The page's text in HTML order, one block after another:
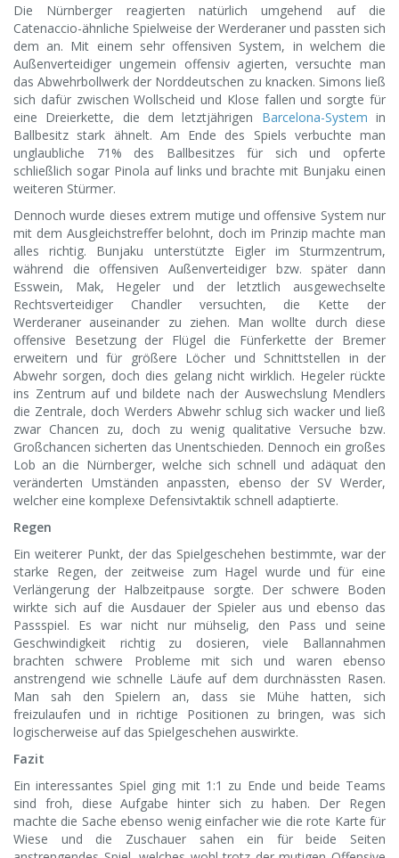
Die Nürnberger reagierten natürlich umgehend auf die
Catenaccio-ähnliche Spielweise der Werderaner und passten sich
dem an. Mit einem sehr offensiven System, in welchem die
Außenverteidiger ungemein offensiv agierten, versuchte man
das Abwehrbollwerk der Norddeutschen zu knacken. Simons ließ
sich dafür zwischen Wollscheid und Klose fallen und sorgte für
eine Dreierkette, die dem letztjährigen Barcelona-System in
Ballbesitz stark ähnelt. Am Ende des Spiels verbuchte man
unglaubliche 71% des Ballbesitzes für sich und opferte
schließlich sogar Pinola auf links und brachte mit Bunjaku einen
weiteren Stürmer.
Dennoch wurde dieses extrem mutige und offensive System nur
mit dem Ausgleichstreffer belohnt, doch im Prinzip machte man
alles richtig. Bunjaku unterstützte Eigler im Sturmzentrum,
während die offensiven Außenverteidiger bzw. später dann
Esswein, Mak, Hegeler und der letztlich ausgewechselte
Rechtsverteidiger Chandler versuchten, die Kette der
Werderaner auseinander zu ziehen. Man wollte durch diese
offensive Besetzung der Flügel die Fünferkette der Bremer
erweitern und für größere Löcher und Schnittstellen in der
Abwehr sorgen, doch dies gelang nicht wirklich. Hegeler rückte
ins Zentrum auf und bildete nach der Auswechslung Mendlers
die Zentrale, doch Werders Abwehr schlug sich wacker und ließ
zwar Chancen zu, doch zu wenig qualitative Versuche bzw.
Großchancen sicherten das Unentschieden. Dennoch ein großes
Lob an die Nürnberger, welche sich schnell und adäquat den
veränderten Umständen anpassten, ebenso der SV Werder,
welcher eine komplexe Defensivtaktik schnell adaptierte.
Regen
Ein weiterer Punkt, der das Spielgeschehen bestimmte, war der
starke Regen, der zeitweise zum Hagel wurde und für eine
Verlängerung der Halbzeitpause sorgte. Der schwere Boden
wirkte sich auf die Ausdauer der Spieler aus und ebenso das
Passspiel. Es war nicht nur mühselig, den Pass und seine
Geschwindigkeit richtig zu dosieren, viele Ballannahmen
brachten schwere Probleme mit sich und waren ebenso
anstrengend wie schnelle Läufe auf dem durchnässten Rasen.
Man sah den Spielern an, dass sie Mühe hatten, sich
freizulaufen und in richtige Positionen zu bringen, was sich
logischerweise auf das Spielgeschehen auswirkte.
Fazit
Ein interessantes Spiel ging mit 1:1 zu Ende und beide Teams
sind froh, diese Aufgabe hinter sich zu haben. Der Regen
machte die Sache ebenso wenig einfacher wie die rote Karte für
Wiese und die Zuschauer sahen ein für beide Seiten